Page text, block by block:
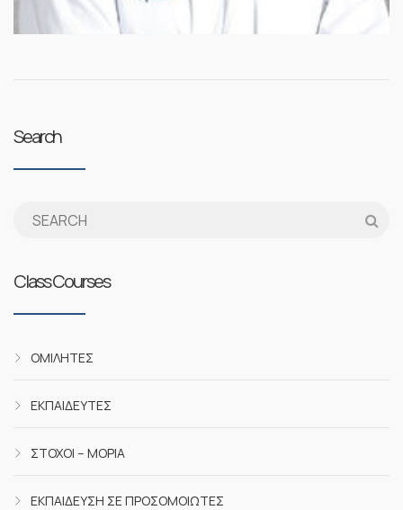
Search
Class Courses
ΟΜΙΛΗΤΈΣ
ΕΚΠΑΙΔΕΥΤΈΣ
ΣΤΌΧΟΙ – ΜΌΡΙΑ
ΕΚΠΑΊΔΕΥΣΗ ΣΕ ΠΡΟΣΟΜΟΙΩΤΈΣ